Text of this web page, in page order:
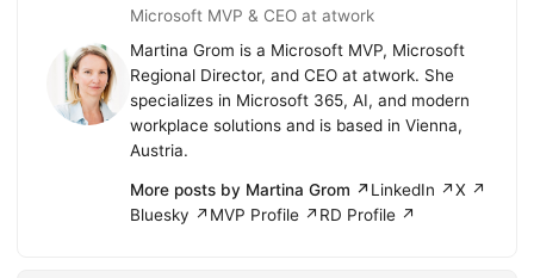
Microsoft MVP & CEO at atwork
Martina Grom is a Microsoft MVP, Microsoft
Regional Director, and CEO at atwork. She
specializes in Microsoft 365, AI, and modern
workplace solutions and is based in Vienna,
Austria.
More posts by Martina Grom ↗LinkedIn ↗X ↗
Bluesky ↗ MVP Profile ↗ RD Profile ↗